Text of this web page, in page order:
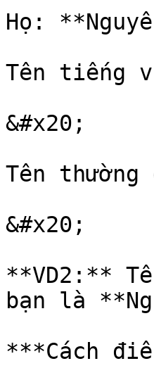
Họ:
Tên tiếng
&#x20;
Tên
&#x20;
**VD2:**
bạn là
***Cách